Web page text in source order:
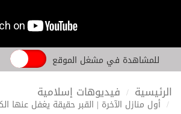
للمشاهدة في مشغل الموقع
الرئيسية فيديوهات إسلامية
أول منازل الآخرة | القبر حقيقة يغفل عنها